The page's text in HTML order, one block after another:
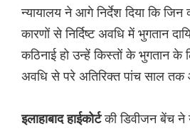
न्यायालय ने आगे‌ निर्देश‌ दिया कि जिन
कारणों से निर्दिष्ट अवधि में भुगतान
कठिनाई हो उन्हें किस्तों के भुगतान
अवधि से परे अतिरिक्त पांच साल तक
इलाहाबाद हाईकोर्टकी डिवीजन बेंच